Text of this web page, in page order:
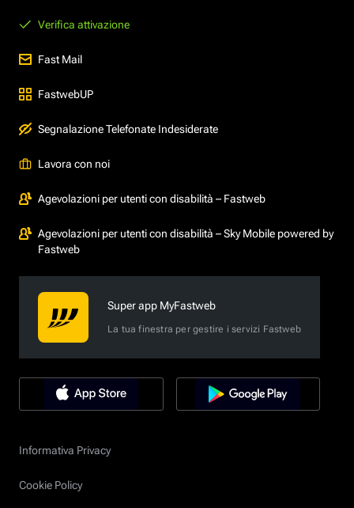
Verifica attivazione
Fast Mail
FastwebUP
Segnalazione Telefonate Indesiderate
Lavora con noi
Agevolazioni per utenti con disabilità – Fastweb
Agevolazioni per utenti con disabilità – Sky Mobile powered by
Fastweb
Super app MyFastweb
La tua finestra per gestire i servizi Fastweb
Informativa Privacy
Cookie Policy